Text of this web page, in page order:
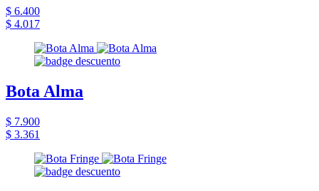
$ 6.400
$ 4.017
Bota Alma
$ 7.900
$ 3.361